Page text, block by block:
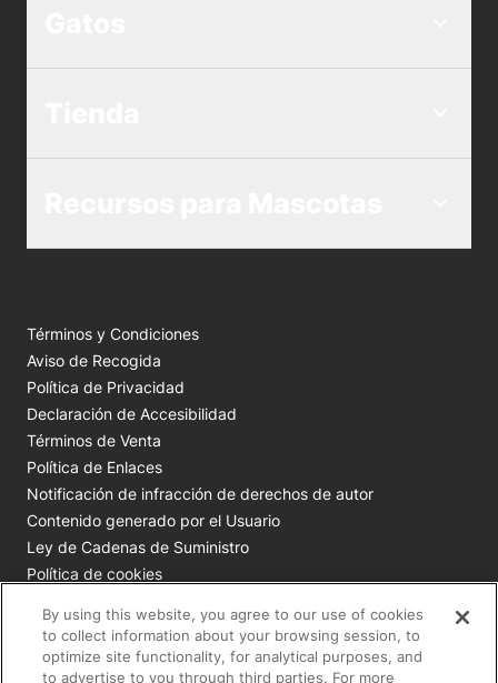
Términos y Condiciones
Aviso de Recogida
Política de Privacidad
Declaración de Accesibilidad
Términos de Venta
Política de Enlaces
Notificación de infracción de derechos de autor
Contenido generado por el Usuario
Ley de Cadenas de Suministro
Política de cookies
Todas las marcas comerciales de Nestlé Purina son
By using this website, you agree to our use of cookies
to collect information about your browsing session, to
optimize site functionality, for analytical purposes, and
to advertise to you through third parties. For more